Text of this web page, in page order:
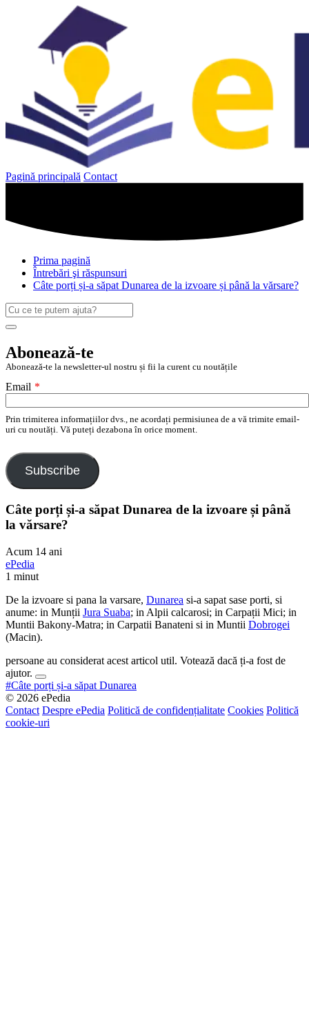
Pagină principală Contact
Prima pagină
Întrebări şi răspunsuri
Câte porți și-a săpat Dunarea de la izvoare și până la vărsare?
Caută
după:
Search
Abonează-te
Abonează-te la newsletter-ul nostru și fii la curent cu noutățile
Email *
Prin trimiterea informațiilor dvs., ne acordați permisiunea de a vă trimite email-
uri cu noutăți. Vă puteți dezabona în orice moment.
Subscribe
Câte porți și-a săpat Dunarea de la izvoare și până
la vărsare?
Acum 14 ani
ePedia
1 minut
De la izvoare si pana la varsare, Dunarea si-a sapat sase porti, si
anume: in Munții Jura Suaba; in Alpii calcarosi; in Carpații Mici; in
Muntii Bakony-Matra; in Carpatii Banateni si in Muntii Dobrogei
(Macin).
persoane au considerat acest articol util. Votează dacă ți-a fost de
ajutor.
#Câte porți și-a săpat Dunarea
© 2026 ePedia
Contact Despre ePedia Politică de confidențialitate Cookies Politică
cookie-uri